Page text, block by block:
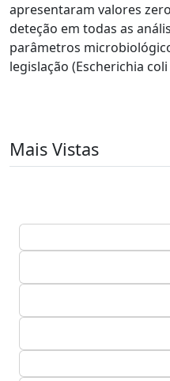
apresentaram valores
deteção em todas as
parâmetros
legislação (Escherichia
Mais Vistas